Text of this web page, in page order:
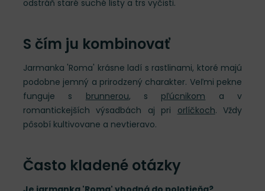
odstráň staré suché listy a trs vyčisti.
S čím ju kombinovať
Jarmanka 'Roma' krásne ladí s rastlinami, ktoré majú
podobne jemný a prirodzený charakter. Veľmi pekne
funguje s brunnerou, s pľúcnikom a v
romantickejších výsadbách aj pri orlíčkoch. Vždy
pôsobí kultivovane a nevtieravo.
Často kladené otázky